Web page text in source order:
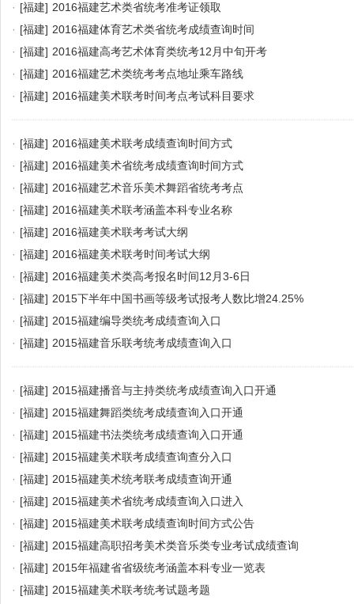
· [福建] 2016福建艺术类省统考准考证领取
· [福建] 2016福建体育艺术类省统考成绩查询时间
· [福建] 2016福建高考艺术体育类统考12月中旬开考
· [福建] 2016福建艺术类统考考点地址乘车路线
· [福建] 2016福建美术联考时间考点考试科目要求
· [福建] 2016福建美术联考成绩查询时间方式
· [福建] 2016福建美术省统考成绩查询时间方式
· [福建] 2016福建艺术音乐美术舞蹈省统考考点
· [福建] 2016福建美术联考涵盖本科专业名称
· [福建] 2016福建美术联考考试大纲
· [福建] 2016福建美术联考时间考试大纲
· [福建] 2016福建美术类高考报名时间12月3-6日
· [福建] 2015下半年中国书画等级考试报考人数比增24.25%
· [福建] 2015福建编导类统考成绩查询入口
· [福建] 2015福建音乐联考统考成绩查询入口
· [福建] 2015福建播音与主持类统考成绩查询入口开通
· [福建] 2015福建舞蹈类统考成绩查询入口开通
· [福建] 2015福建书法类统考成绩查询入口开通
· [福建] 2015福建美术联考成绩查询查分入口
· [福建] 2015福建美术统考联考成绩查询开通
· [福建] 2015福建美术省统考成绩查询入口进入
· [福建] 2015福建美术联考成绩查询时间方式公告
· [福建] 2015福建高职招考美术类音乐类专业考试成绩查询
· [福建] 2015年福建省省级统考涵盖本科专业一览表
· [福建] 2015福建美术联考统考试题考题